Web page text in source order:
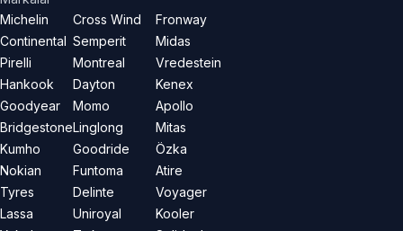
Michelin
Continental
Pirelli
Hankook
Goodyear
Bridgestone
Kumho
Nokian
Tyres
Lassa
Cross Wind
Semperit
Montreal
Dayton
Momo
Linglong
Goodride
Funtoma
Delinte
Uniroyal
Fronway
Midas
Vredestein
Kenex
Apollo
Mitas
Özka
Atire
Voyager
Kooler